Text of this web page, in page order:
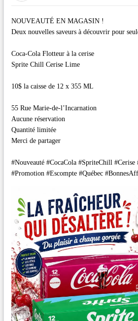
NOUVEAUTÉ EN MAGASIN !
Deux nouvelles saveurs à découvrir pour
Coca-Cola Flotteur à la cerise
Sprite Chill Cerise Lime
10$ la caisse de 12 x 355 ML
55 Rue Marie-de-l’Incarnation
Aucune réservation
Quantité limitée
Merci de partager
#Nouveauté #CocaCola #SpriteChill #Cerise
#Promotion #Escompte #Québec